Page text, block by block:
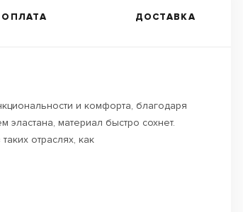
ОПЛАТА ДОСТАВКА
и комфорта, благодаря
материал быстро сохнет.
отраслях, как